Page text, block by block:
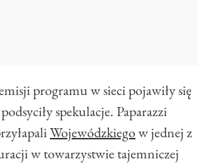
programu w sieci pojawiły się
spekulacje. Paparazzi
Wojewódzkiegow jednej z
w towarzystwie tajemniczej